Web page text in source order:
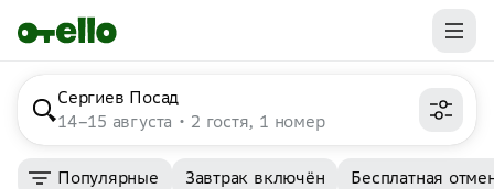
Сергиев Посад
14–15 августа
2 гостя, 1 номер
Популярные Завтрак включён Бесплатная